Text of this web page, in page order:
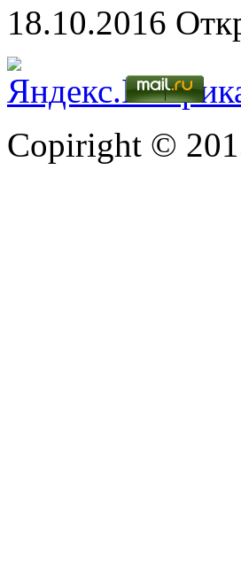
18.10.2016
Copiright ©